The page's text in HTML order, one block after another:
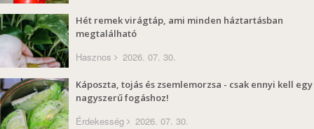
Hét remek virágtáp, ami minden háztartásban
megtalálható
Hasznos 2026. 07. 30.
Káposzta, tojás és zsemlemorzsa - csak ennyi kell egy
nagyszerű fogáshoz!
Érdekesség 2026. 07. 30.